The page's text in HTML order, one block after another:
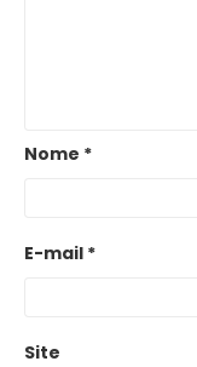
Nome *
E-mail *
Site